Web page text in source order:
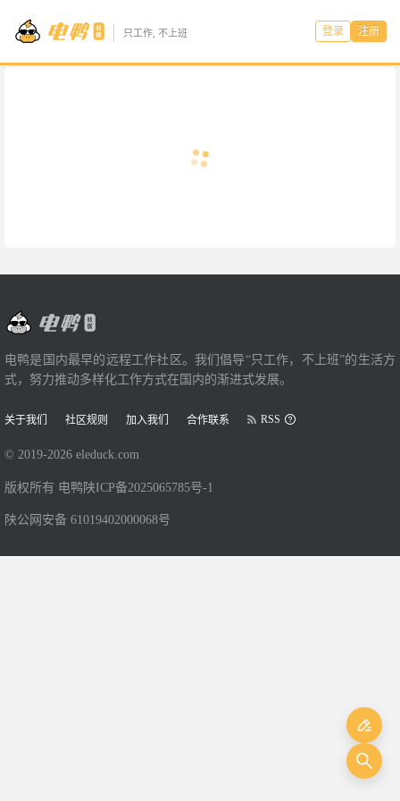
只工作, 不上班 登录 注册
电鸭是国内最早的远程工作社区。我们倡导“只工作，不上班”的生活方
式，努力推动多样化工作方式在国内的渐进式发展。
关于我们 社区规则 加入我们 合作联系 RSS
© 2019-2026 eleduck.com
版权所有 电鸭 陕ICP备2025065785号-1
陕公网安备 61019402000068号